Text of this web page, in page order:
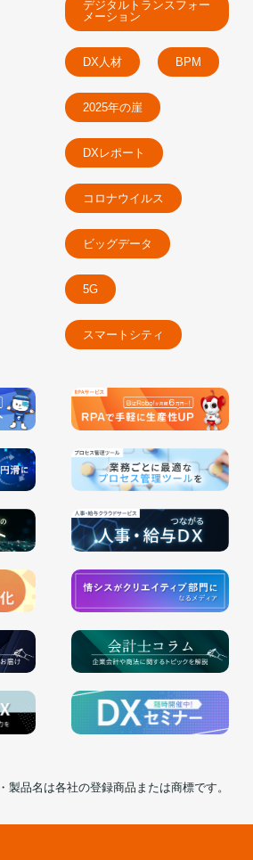
デジタルトランスフォー
メーション
DX人材 BPM
2025年の崖
DXレポート
コロナウイルス
ビッグデータ
5G
スマートシティ
製品名は各社の登録商品または商標です。